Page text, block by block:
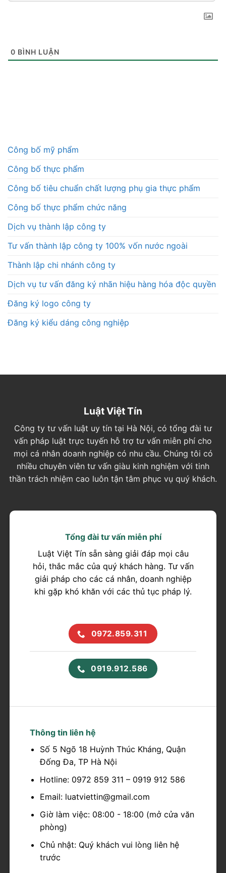
0 BÌNH LUẬN
Công bố mỹ phẩm
Công bố thực phẩm
Công bố tiêu chuẩn chất lượng phụ gia thực phẩm
Công bố thực phẩm chức năng
Dịch vụ thành lập công ty
Tư vấn thành lập công ty 100% vốn nước ngoài
Thành lập chi nhánh công ty
Dịch vụ tư vấn đăng ký nhãn hiệu hàng hóa độc quyền
Đăng ký logo công ty
Đăng ký kiểu dáng công nghiệp
Luật Việt Tín
Công ty tư vấn luật uy tín tại Hà Nội, có tổng đài tư
vấn pháp luật trực tuyến hỗ trợ tư vấn miễn phí cho
mọi cá nhân doanh nghiệp có nhu cầu. Chúng tôi có
nhiều chuyên viên tư vấn giàu kinh nghiệm với tinh
thần trách nhiệm cao luôn tận tâm phục vụ quý khách.
Tổng đài tư vấn miễn phí
Luật Việt Tín sẵn sàng giải đáp mọi câu
hỏi, thắc mắc của quý khách hàng. Tư vấn
giải pháp cho các cá nhân, doanh nghiệp
khi gặp khó khăn với các thủ tục pháp lý.
0972.859.311
0919.912.586
Thông tin liên hệ
Số 5 Ngõ 18 Huỳnh Thúc Kháng, Quận
Đống Đa, TP Hà Nội
Hotline: 0972 859 311 – 0919 912 586
Email: luatviettin@gmail.com
Giờ làm việc: 08:00 - 18:00 (mở cửa văn
phòng)
Chủ nhật: Quý khách vui lòng liên hệ
trước